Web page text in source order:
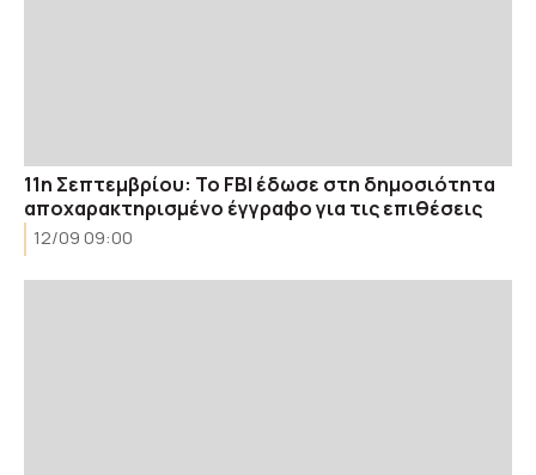
11η Σεπτεμβρίου: Το FBI έδωσε στη δημοσιότητα
αποχαρακτηρισμένο έγγραφο για τις επιθέσεις
12/09 09:00